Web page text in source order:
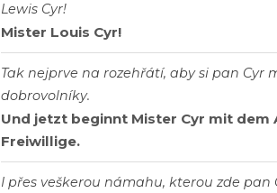
Lewis Cyr!
Mister Louis Cyr!
Tak nejprve na rozehřátí, aby si pan
dobrovolníky.
Und jetzt beginnt Mister Cyr mit dem
Freiwillige.
I přes veškerou námahu, kterou zde